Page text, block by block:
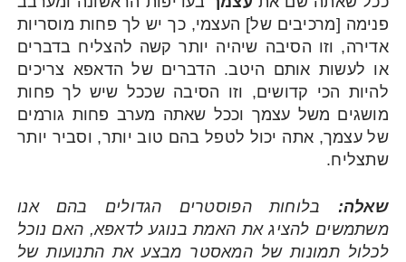
פנימה [מרכיבים של] העצמי, כך יש לך פחות מוסריות
אדירה, וזו הסיבה שיהיה יותר קשה להצליח בדברים
או לעשות אותם היטב. הדברים של הדאפא צריכים
להיות הכי קדושים, וזו הסיבה שככל שיש לך פחות
מושגים משל עצמך וככל שאתה מערב פחות גורמים
של עצמך, אתה יכול לטפל בהם טוב יותר, וסביר יותר
שתצליח.
שאלה: בלוחות הפוסטרים הגדולים בהם אנו
משתמשים להציג את האמת בנוגע לדאפא, האם נוכל
לכלול תמונות של המאסטר מבצע את התנועות של